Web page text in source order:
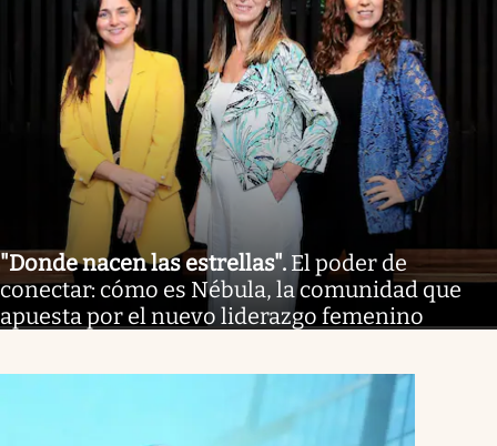
"Donde nacen las estrellas". El poder de
conectar: cómo es Nébula, la comunidad que
apuesta por el nuevo liderazgo femenino